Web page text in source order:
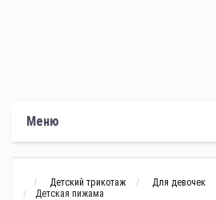
Меню
Детский трикотаж Для девочек
Детская пижама